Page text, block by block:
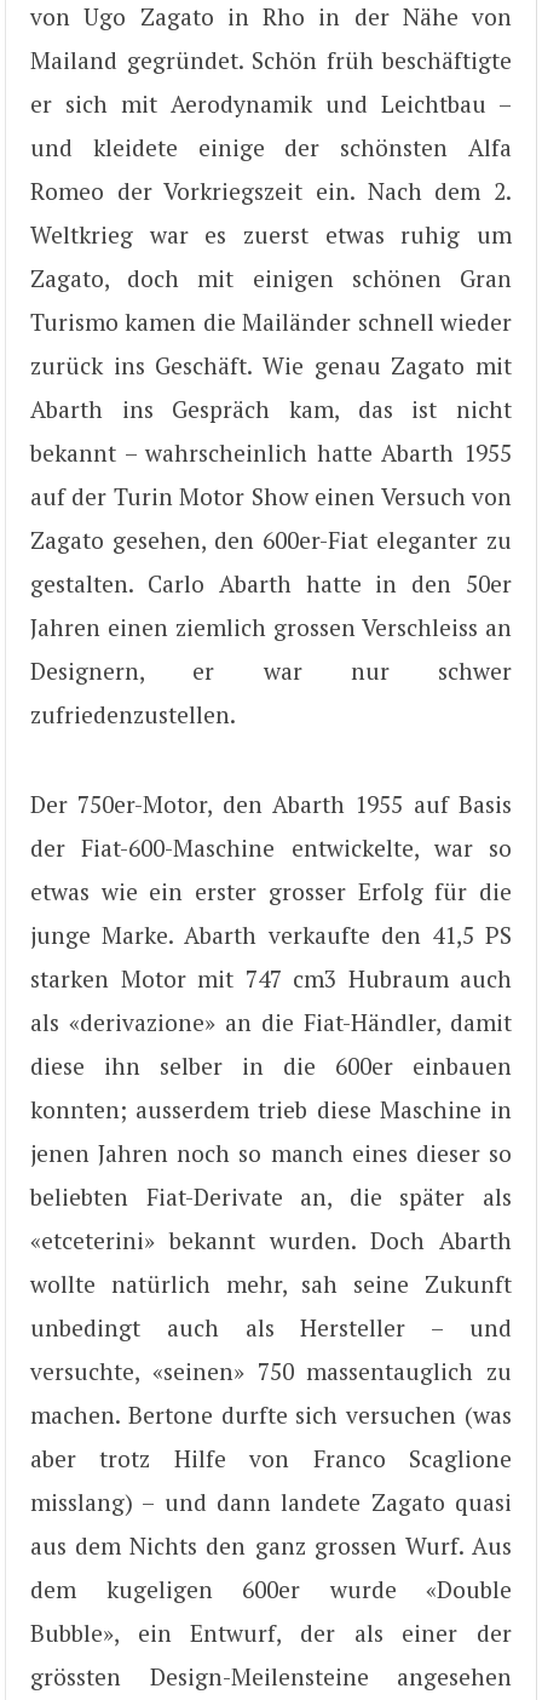
von Ugo Zagato in Rho in der Nähe von
Mailand gegründet. Schön früh beschäftigte
er sich mit Aerodynamik und Leichtbau –
und kleidete einige der schönsten Alfa
Romeo der Vorkriegszeit ein. Nach dem 2.
Weltkrieg war es zuerst etwas ruhig um
Zagato, doch mit einigen schönen Gran
Turismo kamen die Mailänder schnell wieder
zurück ins Geschäft. Wie genau Zagato mit
Abarth ins Gespräch kam, das ist nicht
bekannt – wahrscheinlich hatte Abarth 1955
auf der Turin Motor Show einen Versuch von
Zagato gesehen, den 600er-Fiat eleganter zu
gestalten. Carlo Abarth hatte in den 50er
Jahren einen ziemlich grossen Verschleiss an
Designern, er war nur schwer
zufriedenzustellen.
Der 750er-Motor, den Abarth 1955 auf Basis
der Fiat-600-Maschine entwickelte, war so
etwas wie ein erster grosser Erfolg für die
junge Marke. Abarth verkaufte den 41,5 PS
starken Motor mit 747 cm3 Hubraum auch
als «derivazione» an die Fiat-Händler, damit
diese ihn selber in die 600er einbauen
konnten; ausserdem trieb diese Maschine in
jenen Jahren noch so manch eines dieser so
beliebten Fiat-Derivate an, die später als
«etceterini» bekannt wurden. Doch Abarth
wollte natürlich mehr, sah seine Zukunft
unbedingt auch als Hersteller – und
versuchte, «seinen» 750 massentauglich zu
machen. Bertone durfte sich versuchen (was
aber trotz Hilfe von Franco Scaglione
misslang) – und dann landete Zagato quasi
aus dem Nichts den ganz grossen Wurf. Aus
dem kugeligen 600er wurde «Double
Bubble», ein Entwurf, der als einer der
grössten Design-Meilensteine angesehen